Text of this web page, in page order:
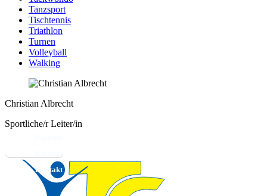
Tanzsport
Tischtennis
Triathlon
Turnen
Volleyball
Walking
Christian Albrecht
Sportliche/r Leiter/in